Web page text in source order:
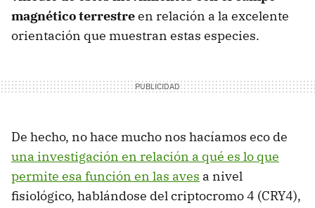
magnético terrestreen relación a la excelente
orientación que muestran estas especies.
De hecho, no hace mucho nos hacíamos eco de
una investigación en relación a qué es lo que
permite esa función en las aves a nivel
fisiológico, hablándose del criptocromo 4 (CRY4),